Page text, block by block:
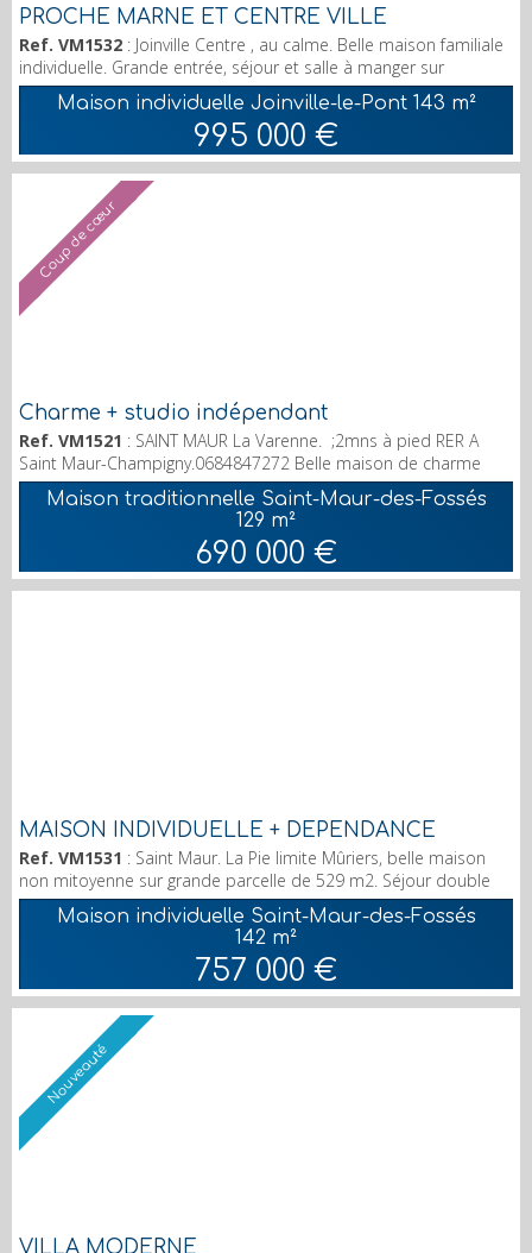
PROCHE MARNE ET CENTRE VILLE
Ref. VM1532 : Joinville Centre , au calme. Belle maison familiale
individuelle. Grande entrée, séjour et salle à manger sur
terrasse, cuisine indépendante haut de gamme équipée et
aménagée. wc indépendant. Aux étages : 4 chambres, salles
d'eau, wc, salle de bain, dressing. nombreux rangements,
grande terrasse. Sous sol total, bureaux lumineux, salle de jeux
(ou sport), buanderie, cave/cell...
Maison individuelle Joinville-le-Pont 143 m²
995 000 €
Coup de cœur
Charme + studio indépendant
Ref. VM1521 : SAINT MAUR La Varenne. ;2mns à pied RER A
Saint Maur-Champigny.0684847272 Belle maison de charme
sur parcelle de 455 m². En rez-de-chaussée : entrée, chambre
de 15 m², une salle de bain, vaste séjour double avec
cheminée, cuisine indépendante aménagée et équipée . A
l'étage : 3 chambres, salle de bain. Sous sol total . Très grand
garage. Studio indépendant de 12 m² ( salle d'eau /w...
Maison traditionnelle Saint-Maur-des-Fossés
129 m²
690 000 €
MAISON INDIVIDUELLE + DEPENDANCE
Ref. VM1531 : Saint Maur. La Pie limite Mûriers, belle maison
non mitoyenne sur grande parcelle de 529 m2. Séjour double
sur terrasse, chambre en rez de jardin, cuisine aménagée, wc
indépendant, à l'étage 2 chambres, dressing, salle d'eau /wc. En
fond de parcelle grand studio indépendant. Garage / atelier
double de 60 m2 , (3/4 voitures possible) ouverture électrique.
Puits dans le jardin. Proche Marn...
Maison individuelle Saint-Maur-des-Fossés
142 m²
757 000 €
Nouveauté
VILLA MODERNE